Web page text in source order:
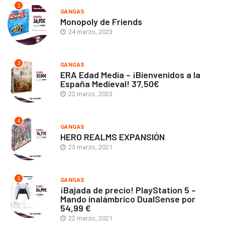
2
GANGAS
Monopoly de Friends
24 marzo, 2023
3 GANGAS
ERA Edad Media – ¡Bienvenidos a la
España Medieval! 37,50€
22 marzo, 2023
4
GANGAS
HERO REALMS EXPANSIÓN
23 marzo, 2021
5 GANGAS
¡Bajada de precio! PlayStation 5 –
Mando inalámbrico DualSense por
54,99 €
22 marzo, 2021